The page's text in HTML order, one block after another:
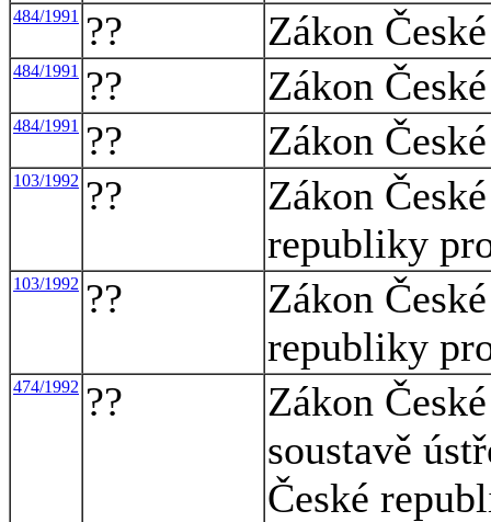
484/1991 ?? Zákon
484/1991 ?? Zákon
484/1991 ?? Zákon
103/1992 ??
Zákon
republiky
103/1992 ??
Zákon
republiky
474/1992 ??
Zákon
soustavě
České